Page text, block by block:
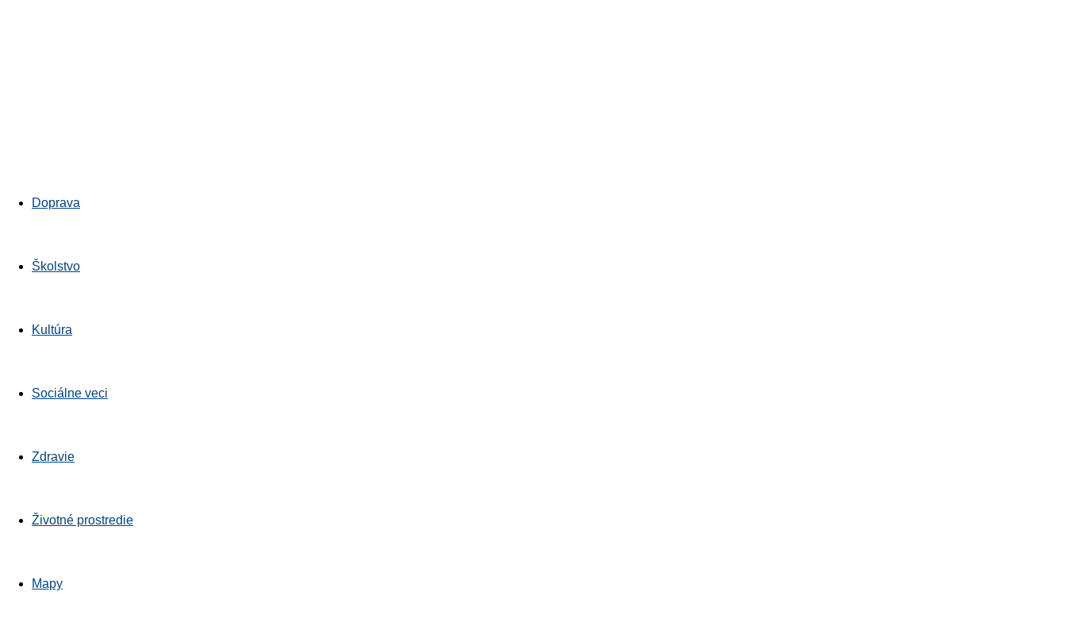
Bratislavskykraj.sk
Doprava
Školstvo
Kultúra
Sociálne veci
Zdravie
Životné prostredie
Mapy